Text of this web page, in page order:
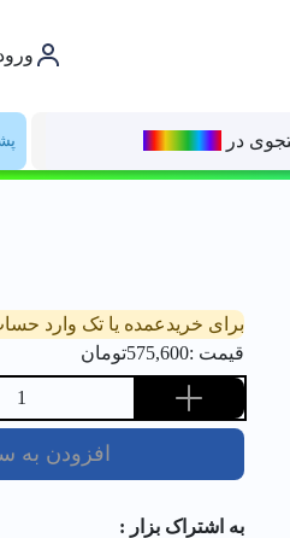
در
برای خریدعمده یا تک وارد
قیمت :575,600تومان
1
افزودن به
به اشتراک بزار :